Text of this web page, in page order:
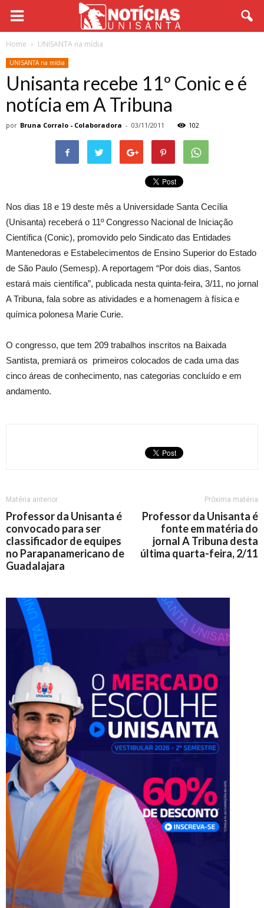
Home UNISANTA na mídia
UNISANTA na mídia
Unisanta recebe 11º Conic e é
notícia em A Tribuna
por Bruna Corralo - Colaboradora - 03/11/2011 102
Nos dias 18 e 19 deste mês a Universidade Santa Cecília
(Unisanta) receberá o 11º Congresso Nacional de Iniciação
Científica (Conic), promovido pelo Sindicato das Entidades
Mantenedoras e Estabelecimentos de Ensino Superior do Estado
de São Paulo (Semesp). A reportagem “Por dois dias, Santos
estará mais científica”, publicada nesta quinta-feira, 3/11, no jornal
A Tribuna, fala sobre as atividades e a homenagem à física e
química polonesa Marie Curie.
O congresso, que tem 209 trabalhos inscritos na Baixada
Santista, premiará os primeiros colocados de cada uma das
cinco áreas de conhecimento, nas categorias concluído e em
andamento.
Matéria anterior
Professor da Unisanta é
convocado para ser
classificador de equipes
no Parapanamericano de
Guadalajara
Próxima matéria
Professor da Unisanta é
fonte em matéria do
jornal A Tribuna desta
última quarta-feira, 2/11